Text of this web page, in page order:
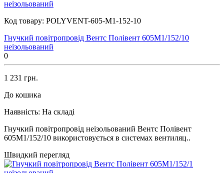
Код товару: POLYVENT-605-M1-152-10
Гнучкий повітропровід Вентс Полівент 605М1/152/10
неізольований
0
1 231 грн.
До кошика
Наявність: На складі
Гнучкий повітропровід неізольований Вентс Полівент
605М1/152/10 використовується в системах вентиляц..
Швидкий перегляд